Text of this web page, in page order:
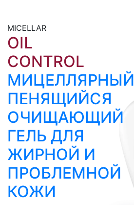
MICELLAR
OIL
CONTROL
МИЦЕЛЛЯРНЫЙ
ПЕНЯЩИЙСЯ
ОЧИЩАЮЩИЙ
ГЕЛЬ ДЛЯ
ЖИРНОЙ И
ПРОБЛЕМНОЙ
КОЖИ